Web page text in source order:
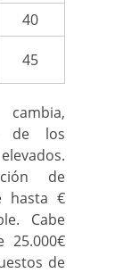
40
45
de los
de
hasta €
Cabe
25.000€
de